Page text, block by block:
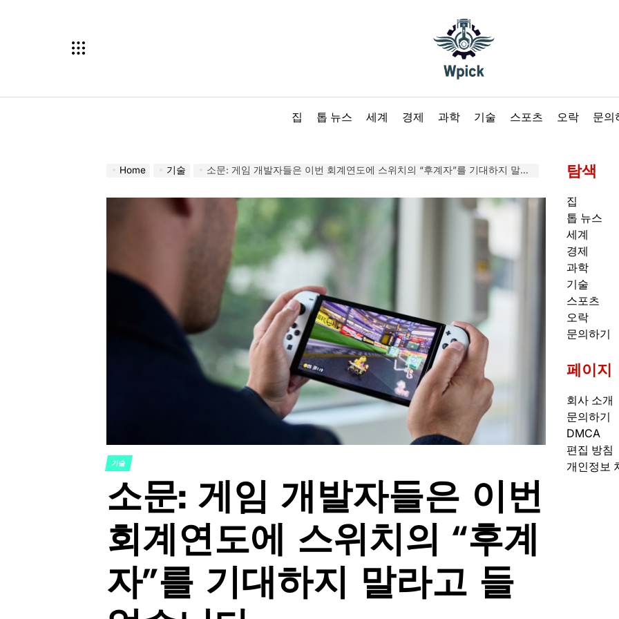
집
톱 뉴스 세계 경제 과학 기술 스포츠 오락 문의
Home 기술 소문: 게임 개발자들은 이번 회계연도에 스위치의 “후계자”를 기대하지 말라고 들었습니다.
POSTED
기술
소문: 게임 개발자들은 이번
회계연도에 스위치의 “후계
자”를 기대하지 말라고 들
탐색
집
톱 뉴스
세계
경제
과학
기술
스포츠
오락
문의하기
페이지
회사 소개
문의하기
DMCA
편집 방침
개인정보